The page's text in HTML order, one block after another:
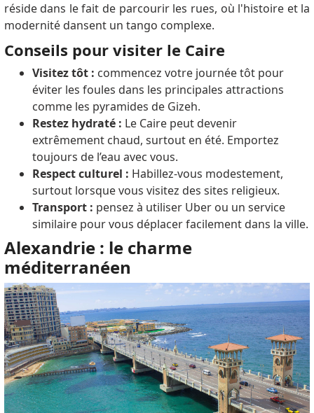
réside dans le fait de parcourir les rues, où l'histoire et la
modernité dansent un tango complexe.
Conseils pour visiter le Caire
Visitez tôt : commencez votre journée tôt pour
éviter les foules dans les principales attractions
comme les pyramides de Gizeh.
Restez hydraté : Le Caire peut devenir
extrêmement chaud, surtout en été. Emportez
toujours de l’eau avec vous.
Respect culturel : Habillez-vous modestement,
surtout lorsque vous visitez des sites religieux.
Transport : pensez à utiliser Uber ou un service
similaire pour vous déplacer facilement dans la ville.
Alexandrie : le charme
méditerranéen